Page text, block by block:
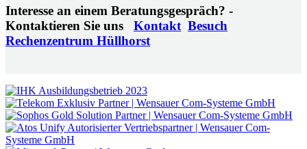
Interesse an einem Beratungsgespräch? -
Kontaktieren Sie uns Kontakt Besuch
Rechenzentrum Hüllhorst